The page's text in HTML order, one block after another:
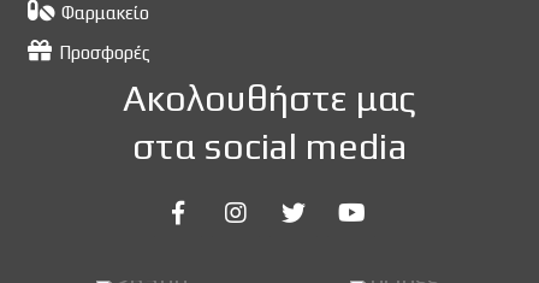
Φαρμακείο
Προσφορές
Ακολουθήστε μας
στα social media